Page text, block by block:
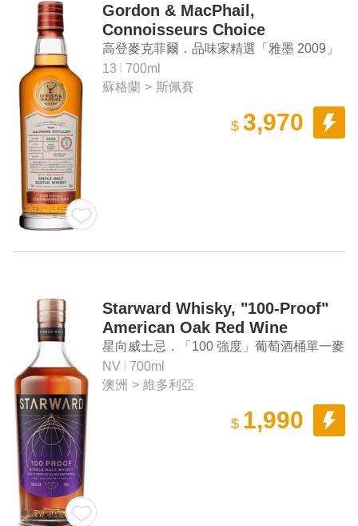
Gordon & MacPhail,
Connoisseurs Choice
"Aultmore 2009" Aged 13 Years
Single Malt Scotch Whisky
高登麥克菲爾．品味家精選「雅墨 2009」
13年 單一麥芽蘇格蘭威士忌
13
700ml
蘇格蘭 > 斯佩賽
$ 3,970
Starward Whisky, "100-Proof"
American Oak Red Wine
Barrels Single Malt Whisky
星向威士忌．「100 強度」葡萄酒桶單一麥
芽威士忌
NV
700ml
澳洲 > 維多利亞
$ 1,990